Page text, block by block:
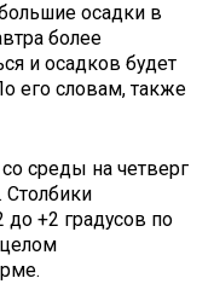
осадки в
более
и осадков будет
его словам, также
среды на четверг
до +2 градусов по